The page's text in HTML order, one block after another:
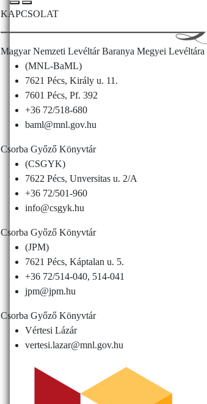
KAPCSOLAT
Magyar Nemzeti Levéltár Baranya Megyei Levéltára
(MNL-BaML)
7621 Pécs, Király u. 11.
7601 Pécs, Pf. 392
+36 72/518-680
baml@mnl.gov.hu
Csorba Győző Könyvtár
(CSGYK)
7622 Pécs, Unversitas u. 2/A
+36 72/501-960
info@csgyk.hu
Csorba Győző Könyvtár
(JPM)
7621 Pécs, Káptalan u. 5.
+36 72/514-040, 514-041
jpm@jpm.hu
Csorba Győző Könyvtár
Vértesi Lázár
vertesi.lazar@mnl.gov.hu